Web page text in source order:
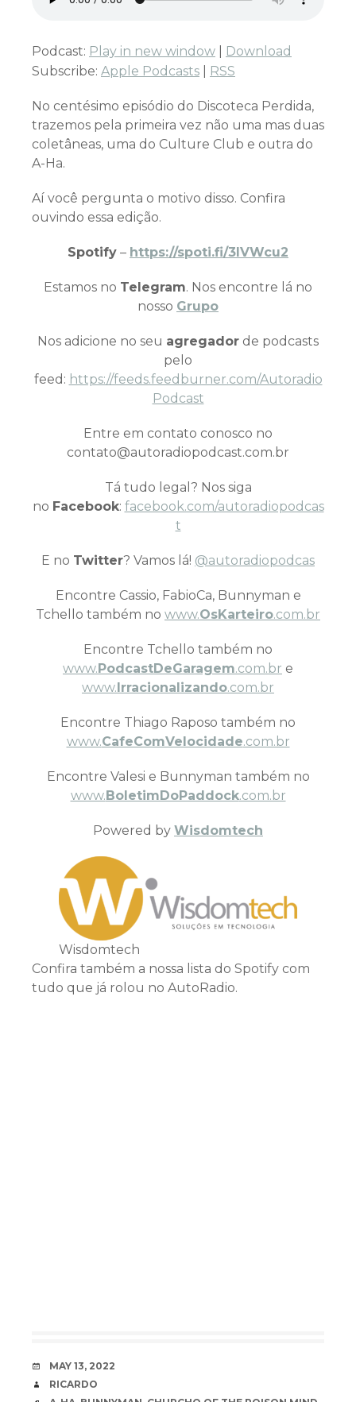
Podcast: Play in new window
Download
Subscribe: Apple Podcasts RSS
No centésimo episódio do Discoteca Perdida,
trazemos pela primeira vez não uma mas duas
coletâneas, uma do Culture Club e outra do
A-Ha.
Aí você pergunta o motivo disso. Confira
ouvindo essa edição.
Spotify – https://spoti.fi/3IVWcu2
Estamos no Telegram. Nos encontre lá no
nosso Grupo
Nos adicione no seu agregador de podcasts
pelo
feed: https://feeds.feedburner.com/Autoradio
Podcast
Entre em contato conosco no
contato@autoradiopodcast.com.br
Tá tudo legal? Nos siga
no Facebook: facebook.com/autoradiopodcas
t
E no Twitter? Vamos lá! @autoradiopodcas
Encontre Cassio, FabioCa, Bunnyman e
Tchello também no www.OsKarteiro.com.br
Encontre Tchello também no
www.PodcastDeGaragem.com.br e
www.Irracionalizando.com.br
Encontre Thiago Raposo também no
www.CafeComVelocidade.com.br
Encontre Valesi e Bunnyman também no
www.BoletimDoPaddock.com.br
Powered by Wisdomtech
Wisdomtech
Confira também a nossa lista do Spotify com
tudo que já rolou no AutoRadio.
DATE
MAY 13, 2022
AUTHOR
RICARDO